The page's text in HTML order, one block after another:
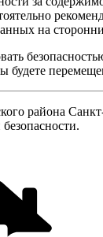
на
будете
района